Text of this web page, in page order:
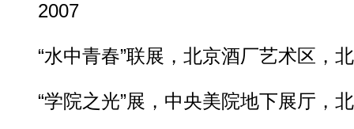
2007
“水中青春”联展，北京酒厂艺术区，
“学院之光”展，中央美院地下展厅，